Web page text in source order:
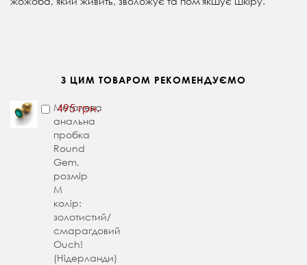
З ЦИМ ТОВАРОМ РЕКОМЕНДУЄМО
Металева
анальна
пробка
Round
Gem,
розмір
М
колір:
золотистий/
смарагдовий
Ouch!
(Нідерланди)
495 грн.